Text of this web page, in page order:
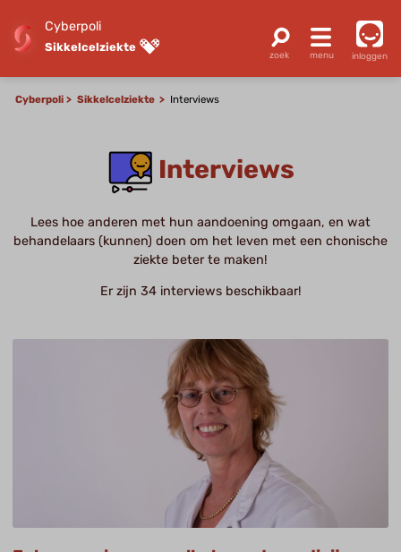
Cyberpoli
Sikkelcelziekte
inloggen
Cyberpoli Sikkelcelziekte Interviews
Interviews
Lees hoe anderen met hun aandoening omgaan, en wat
behandelaars (kunnen) doen om het leven met een chonische
ziekte beter te maken!
Er zijn 34 interviews beschikbaar!